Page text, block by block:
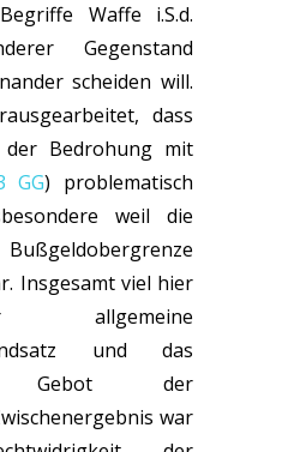
Waffe i.S.d.
Gegenstand
scheiden will.
dass
Bedrohung mit
GG) problematisch
weil die
Insgesamt viel hier
und das
Gebot der
war